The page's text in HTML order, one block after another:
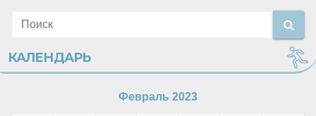
КАЛЕНДАРЬ
Февраль 2023